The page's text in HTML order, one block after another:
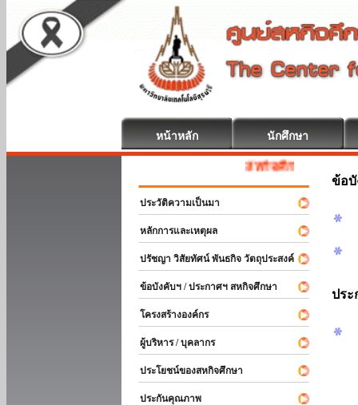
หน้าหลัก นักศึกษา
สหกิจศึกษา ยินดีต้อนรับ
ประวัติความเป็นมา
หลักการและเหตุผล
ปรัชญา วิสัยทัศน์ พันธกิจ วัตถุประสงค์
ข้อบังคับฯ / ประกาศฯ สหกิจศึกษา
โครงสร้างองค์กร
ผู้บริหาร / บุคลากร
ประโยชน์ของสหกิจศึกษา
ประกันคุณภาพ
ข้อ
ประ